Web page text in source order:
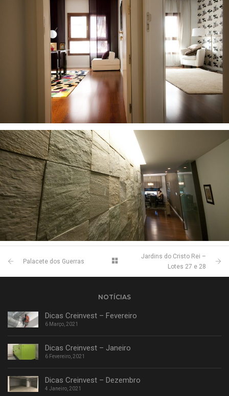
Palacete dos Guerras
Jardins do Cristo Rei –
Lotes 27 e 28
NOTÍCIAS
Dicas Creinvest – Fevereiro
6 Março, 2021
Dicas Creinvest – Janeiro
6 Fevereiro, 2021
Dicas Creinvest – Dezembro
4 Janeiro, 2021